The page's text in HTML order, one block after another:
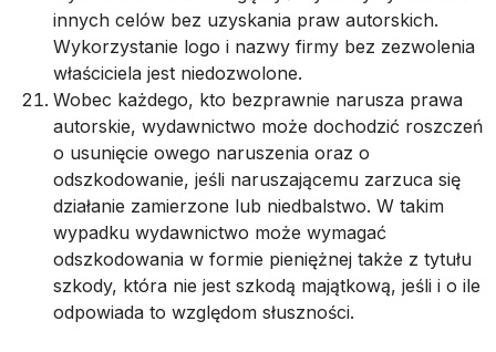
innych celów bez uzyskania praw autorskich.
Wykorzystanie logo i nazwy firmy bez zezwolenia
właściciela jest niedozwolone.
Wobec każdego, kto bezprawnie narusza prawa
autorskie, wydawnictwo może dochodzić roszczeń
o usunięcie owego naruszenia oraz o
odszkodowanie, jeśli naruszającemu zarzuca się
działanie zamierzone lub niedbalstwo. W takim
wypadku wydawnictwo może wymagać
odszkodowania w formie pieniężnej także z tytułu
szkody, która nie jest szkodą majątkową, jeśli i o ile
odpowiada to względom słuszności.